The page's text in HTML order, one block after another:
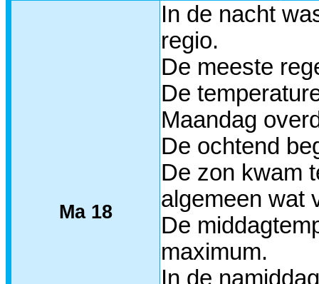
Ma 18
In de nacht
regio.
De meeste
De
Maandag
De ochtend
De zon kwam
algemeen wat
De
maximum.
In de